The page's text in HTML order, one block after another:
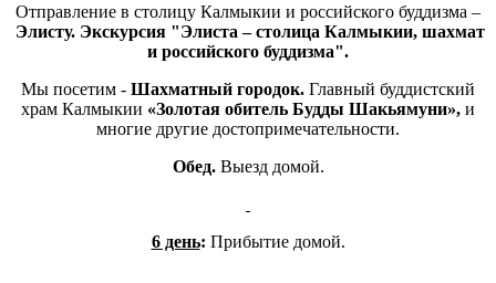
Отправление в столицу Калмыкии и российского буддизма –
Элисту. Экскурсия "Элиста – столица Калмыкии, шахмат
и российского буддизма".
Мы посетим - Шахматный городок. Главный буддистский
храм Калмыкии «Золотая обитель Будды Шакьямуни», и
многие другие достопримечательности.
Обед. Выезд домой.
6 день: Прибытие домой.